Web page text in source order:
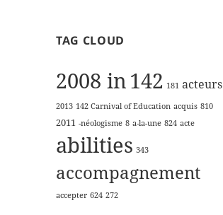
TAG CLOUD
2008 in142 181 acteurs
2013 142 Carnival of Education acquis 810
2011 -néologisme 8 a-la-une 824 acte
abilities 343
accompagnement
accepter 624 272